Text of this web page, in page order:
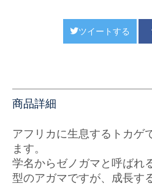
ツイートする
商品詳細
アフリカに生息するトカゲ
ます。
学名からゼノガマと呼ばれ
型のアガマですが、成長す